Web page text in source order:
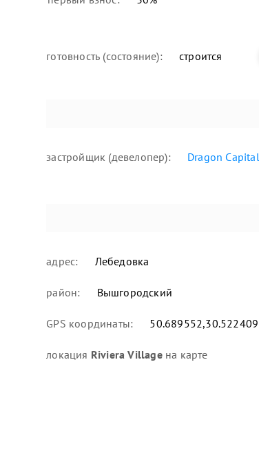
готовность (состояние): строится
застройщик (девелопер): Dragon Capital
адрес: Лебедовка
район: Вышгородский
GPS координаты: 50.689552,30.522409
локация Riviera Villageна карте